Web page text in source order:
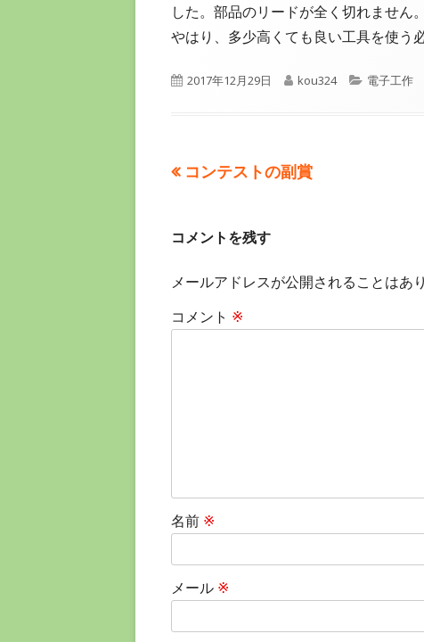
した。部品のリードが全く切れません。
やはり、多少高くても良い工具を使う
公
2017年12月29日
作
kou324
カ
電子工作
投
ナ
ビ
ゲ
前
事:
コンテストの副賞
コメントを残す
メールアドレスが公開されることはあ
コメント ※
名前 ※
メール ※